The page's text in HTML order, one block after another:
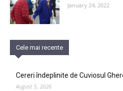
January 24, 2022
Cele mai recente
Cereri îndeplinite de Cuviosul
August 5, 2026